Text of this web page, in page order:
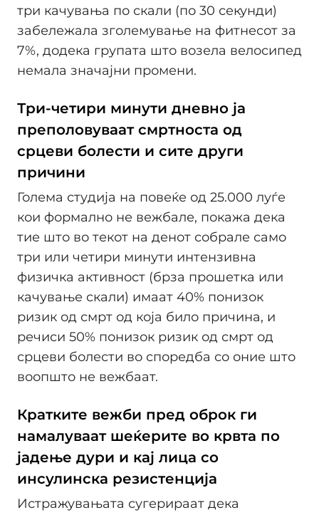
три качувања по скали (по 30 секунди)
забележала зголемување на фитнесот за
7%, додека групата што возела велосипед
немала значајни промени.
Три-четири минути дневно ја
преполовуваат смртноста од
срцеви болести и сите други
причини
Голема студија на повеќе од 25.000 луѓе
кои формално не вежбале, покажа дека
тие што во текот на денот собрале само
три или четири минути интензивна
физичка активност (брза прошетка или
качување скали) имаат 40% понизок
ризик од смрт од која било причина, и
речиси 50% понизок ризик од смрт од
срцеви болести во споредба со оние што
воопшто не вежбаат.
Кратките вежби пред оброк ги
намалуваат шеќерите во крвта по
јадење дури и кај лица со
инсулинска резистенција
Истражувањата сугерираат дека